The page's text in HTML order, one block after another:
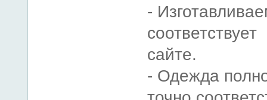
-
сайте.
- Одежда